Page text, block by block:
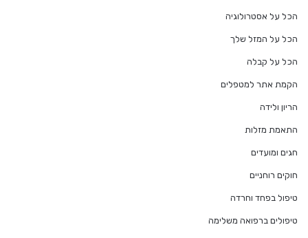
הכל על אסטרולוגיה
הכל על המזל שלך
הכל על קבלה
הקמת אתר למטפלים
הריון ולידה
התאמת מזלות
חגים ומועדים
חוקים רוחניים
טיפול בפחד וחרדה
טיפולים ברפואה משלימה